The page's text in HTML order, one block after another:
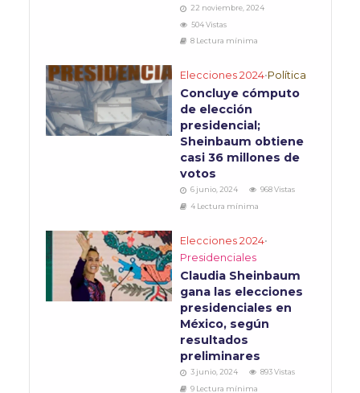
22 noviembre, 2024
504 Vistas
8 Lectura mínima
Elecciones 2024•Política
Concluye cómputo
de elección
presidencial;
Sheinbaum obtiene
casi 36 millones de
votos
6 junio, 2024
968 Vistas
4 Lectura mínima
Elecciones 2024•
Presidenciales
Claudia Sheinbaum
gana las elecciones
presidenciales en
México, según
resultados
preliminares
3 junio, 2024
893 Vistas
9 Lectura mínima